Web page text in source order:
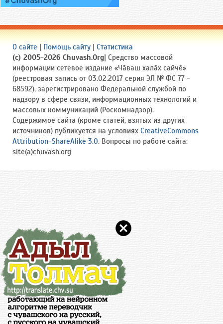
О сайте | Помощь сайту | Статистика
(c) 2005-2026 Chuvash.Org| Средство массовой
информации сетевое издание «Чӑваш халӑх сайчӗ»
(реестровая запись от 03.02.2017 серия ЭЛ № ФС 77 -
68592), зарегистрировано Федеральной службой по
надзору в сфере связи, информационных технологий и
массовых коммуникаций (Роскомнадзор).
Содержимое сайта (кроме статей, взятых из других
источников) публикуется на условиях CreativeCommons
Attribution-ShareAlike 3.0. Вопросы по работе сайта:
site(a)chuvash.org